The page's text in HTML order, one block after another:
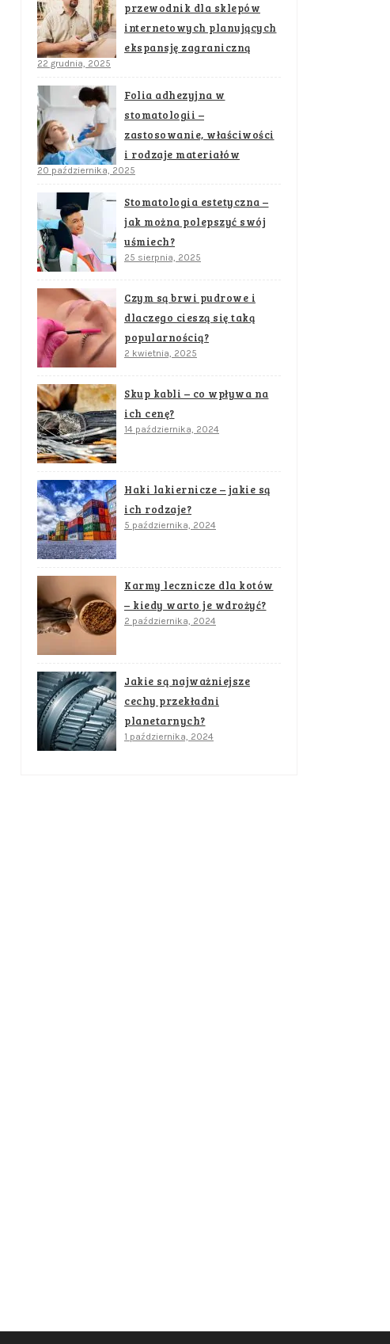
przewodnik dla sklepów
internetowych planujących
ekspansję zagraniczną
22 grudnia, 2025
Folia adhezyjna w
stomatologii –
zastosowanie, właściwości
i rodzaje materiałów
20 października, 2025
Stomatologia estetyczna –
jak można polepszyć swój
uśmiech?
25 sierpnia, 2025
Czym są brwi pudrowe i
dlaczego cieszą się taką
popularnością?
2 kwietnia, 2025
Skup kabli – co wpływa na
ich cenę?
14 października, 2024
Haki lakiernicze – jakie są
ich rodzaje?
5 października, 2024
Karmy lecznicze dla kotów
– kiedy warto je wdrożyć?
2 października, 2024
Jakie są najważniejsze
cechy przekładni
planetarnych?
1 października, 2024